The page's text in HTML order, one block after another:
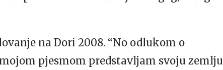
na Dori 2008. “No odlukom o
pjesmom predstavljam svoju zemlju